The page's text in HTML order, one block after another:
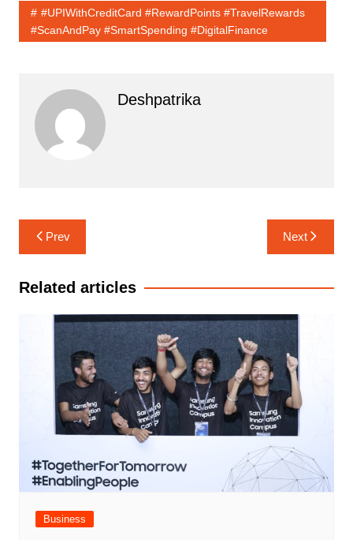
#UPIWithCreditCard #RewardPoints #TravelRewards
#ScanAndPay #SmartSpending #DigitalFinance
Deshpatrika
Post
navigation
Prev Next
Related articles
Business